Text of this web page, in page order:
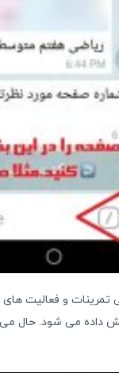
تمرینات و فعالیت
داده می شود. حال